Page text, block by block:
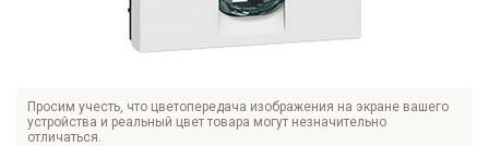
Просим учесть, что цветопередача изображения на экране вашего
устройства и реальный цвет товара могут незначительно
отличаться.